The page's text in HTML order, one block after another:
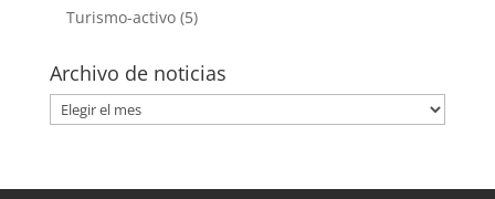
Turismo-activo(5)
Archivo de noticias
Archivo
de